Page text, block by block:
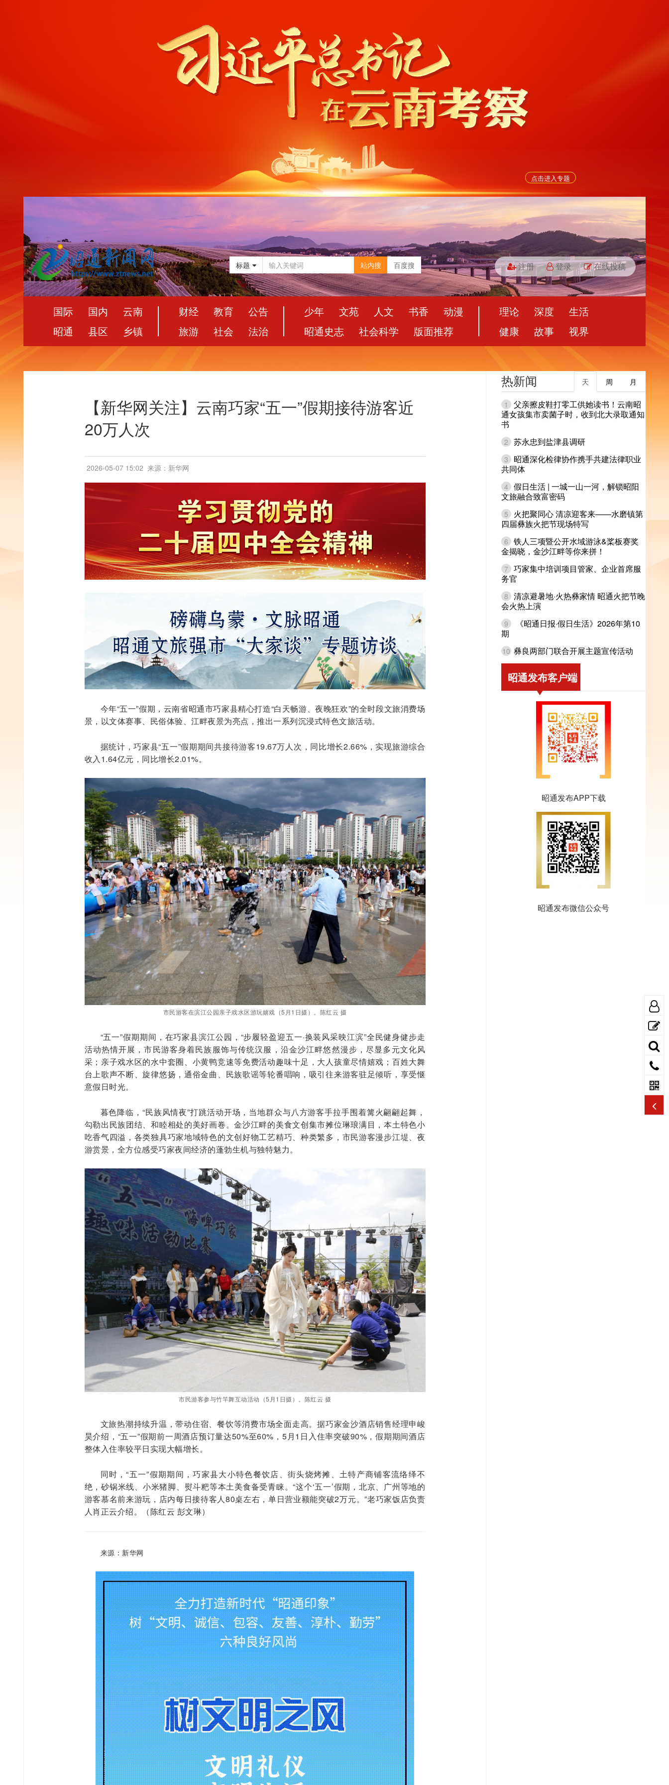
点击进入专题
标题 站内搜 百度搜 注册 登录 在线投稿
国际 国内
云南
昭通
县区 乡镇
财经 教育
公告
旅游
社会 法治
少年 文苑 人文 书香
动漫
昭通史志
社会科学 版面推荐
理论 深度
生活
健康
故事 视界
【新华网关注】云南巧家“五一”假期接待游客近
20万人次
2026-05-07 15:02 来源：新华网
今年“五一”假期，云南省昭通市巧家县精心打造“白天畅游、夜晚狂欢”的全时段文旅消费场
景，以文体赛事、民俗体验、江畔夜景为亮点，推出一系列沉浸式特色文旅活动。
据统计，巧家县“五一”假期期间共接待游客19.67万人次，同比增长2.66%，实现旅游综合
收入1.64亿元，同比增长2.01%。
市民游客在滨江公园亲子戏水区游玩嬉戏（5月1日摄）。陈红云 摄
“五一”假期期间，在巧家县滨江公园，“步履轻盈迎五一·换装风采映江滨”全民健身健步走
活动热情开展，市民游客身着民族服饰与传统汉服，沿金沙江畔悠然漫步，尽显多元文化风
采；亲子戏水区的水中套圈、小黄鸭竞速等免费活动趣味十足，大人孩童尽情嬉戏；百姓大舞
台上歌声不断、旋律悠扬，通俗金曲、民族歌谣等轮番唱响，吸引往来游客驻足倾听，享受惬
意假日时光。
暮色降临，“民族风情夜”打跳活动开场，当地群众与八方游客手拉手围着篝火翩翩起舞，
勾勒出民族团结、和睦相处的美好画卷。金沙江畔的美食文创集市摊位琳琅满目，本土特色小
吃香气四溢，各类独具巧家地域特色的文创好物工艺精巧、种类繁多，市民游客漫步江堤、夜
游赏景，全方位感受巧家夜间经济的蓬勃生机与独特魅力。
市民游客参与竹竿舞互动活动（5月1日摄）。陈红云 摄
文旅热潮持续升温，带动住宿、餐饮等消费市场全面走高。据巧家金沙酒店销售经理申峻
昊介绍，“五一”假期前一周酒店预订量达50%至60%，5月1日入住率突破90%，假期期间酒店
整体入住率较平日实现大幅增长。
同时，“五一”假期期间，巧家县大小特色餐饮店、街头烧烤摊、土特产商铺客流络绎不
绝，砂锅米线、小米猪脚、熨斗粑等本土美食备受青睐。“这个‘五一’假期，北京、广州等地的
游客慕名前来游玩，店内每日接待客人80桌左右，单日营业额能突破2万元。”老巧家饭店负责
人肖正云介绍。（陈红云 彭文琳）
来源：新华网
热新闻 月
周
天
1
父亲擦皮鞋打零工供她读书！云南昭
通女孩集市卖菌子时，收到北大录取通知
书
2 苏永忠到盐津县调研
3
昭通深化检律协作携手共建法律职业
共同体
4 假日生活 | 一城一山一河，解锁昭阳
文旅融合致富密码
5
火把聚同心 清凉迎客来——水磨镇第
四届彝族火把节现场特写
6 铁人三项暨公开水域游泳&桨板赛奖
金揭晓，金沙江畔等你来拼！
7 巧家集中培训项目管家、企业首席服
务官
8 清凉避暑地·火热彝家情 昭通火把节晚
会火热上演
9
《昭通日报·假日生活》2026年第10
期
10 彝良两部门联合开展主题宣传活动
昭通发布客户端
昭通发布APP下载
昭通发布微信公众号